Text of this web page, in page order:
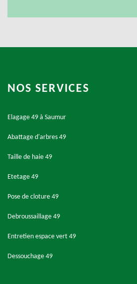
NOS SERVICES
Elagage 49 à Saumur
Abattage d'arbres 49
Taille de haie 49
Etetage 49
Pose de cloture 49
Debroussaillage 49
Entretien espace vert 49
Dessouchage 49